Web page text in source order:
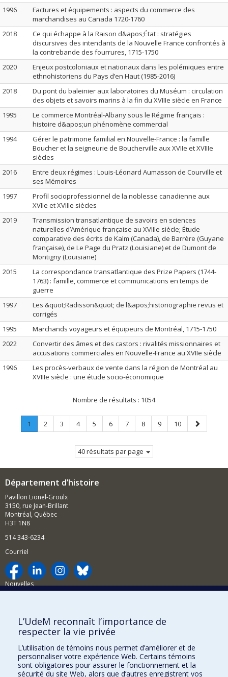
1996
Factures et équipements : aspects du commerce des
marchandises au Canada 1720-1760
2018
Ce qui échappe à la Raison d&apos;État : stratégies
discursives des intendants de la Nouvelle France confrontés à
la contrebande des fourrures, 1715-1750
2020
Enjeux postcoloniaux et nationaux dans les polémiques entre
ethnohistoriens du Pays d’en Haut (1985-2016)
2018
Du pont du baleinier aux laboratoires du Muséum : circulation
des objets et savoirs marins à la fin du XVIIIe siècle en France
1995
Le commerce Montréal-Albany sous le Régime français :
histoire d&apos;un phénomène commercial
1994
Gérer le patrimone familial en Nouvelle-France : la famille
Boucher et la seigneurie de Boucherville aux XVIIe et XVIIIe
siècles
2016
Entre deux régimes : Louis-Léonard Aumasson de Courville et
ses Mémoires
1997
Profil socioprofessionnel de la noblesse canadienne aux
XVIIe et XVIIIe siècles
2019
Transmission transatlantique de savoirs en sciences
naturelles d’Amérique française au XVIIIe siècle; Étude
comparative des écrits de Kalm (Canada), de Barrère (Guyane
française), de Le Page du Pratz (Louisiane) et de Dumont de
Montigny (Louisiane)
2015
La correspondance transatlantique des Prize Papers (1744-
1763) : famille, commerce et communications en temps de
guerre
1997
Les &quot;Radisson&quot; de l&apos;historiographie revus et
corrigés
1995
Marchands voyageurs et équipeurs de Montréal, 1715-1750
2022
Convertir des âmes et des castors : rivalités missionnaires et
accusations commerciales en Nouvelle-France au XVIIe siècle
1996
Les procès-verbaux de vente dans la région de Montréal au
XVIIIe siècle : une étude socio-économique
Nombre de résultats : 1054
Page
1
Page
Page
2 Page
3 Page
4 Page
5 Page
6 Page
7 Page
8 Page
9 Page
10
Page
suivante
40 résultats par page
Département d’histoire
Pavillon Lionel-Groulx
3150, rue Jean-Brillant
Montréal, Québec
H3T 1N8
514 343-6234
Courriel
Nouvelles
Comment soutenir le Département?
BESOIN D'AIDE?
Plan du site
Signaler une erreur
L’UdeM reconnaît l’importance de
respecter la vie privée
L’utilisation de témoins nous permet d’améliorer et de
personnaliser votre expérience Web. Certains témoins
sont obligatoires pour assurer le fonctionnement et la
sécurité du site Web, alors que d’autres enregistrent vos